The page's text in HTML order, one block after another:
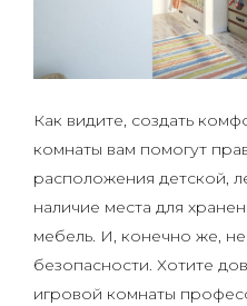
Как видите, создать
комнаты вам помогут
расположения детской,
наличие места для
мебель. И, конечно же,
безопасности. Хотите
игровой комнаты